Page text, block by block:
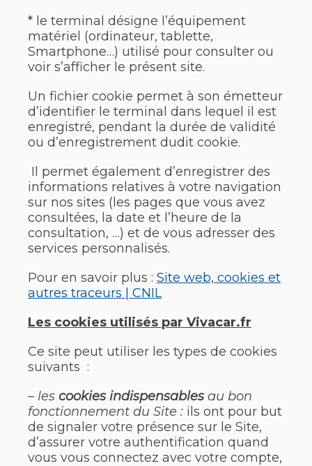
* le terminal désigne l’équipement
matériel (ordinateur, tablette,
Smartphone…) utilisé pour consulter ou
voir s’afficher le présent site.
Un fichier cookie permet à son émetteur
d’identifier le terminal dans lequel il est
enregistré, pendant la durée de validité
ou d’enregistrement dudit cookie.
Il permet également d’enregistrer des
informations relatives à votre navigation
sur nos sites (les pages que vous avez
consultées, la date et l’heure de la
consultation, …) et de vous adresser des
services personnalisés.
Pour en savoir plus : Site web, cookies et
autres traceurs | CNIL
Les cookies utilisés par Vivacar.fr
Ce site peut utiliser les types de cookies
suivants :
– les cookies indispensablesau bon
fonctionnement du Site : ils ont pour but
de signaler votre présence sur le Site,
d’assurer votre authentification quand
vous vous connectez avec votre compte,